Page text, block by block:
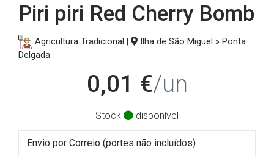
Piri piri Red Cherry Bomb
Agricultura Tradicional |
Ilha de São Miguel » Ponta
Delgada
0,01 €/un
Stock disponível
Envio por Correio (portes não incluídos)